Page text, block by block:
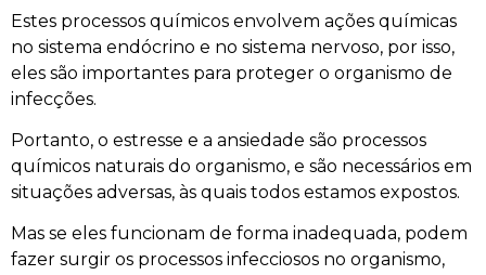
Estes processos químicos envolvem ações químicas
no sistema endócrino e no sistema nervoso, por isso,
eles são importantes para proteger o organismo de
infecções.
Portanto, o estresse e a ansiedade são processos
químicos naturais do organismo, e são necessários em
situações adversas, às quais todos estamos expostos.
Mas se eles funcionam de forma inadequada, podem
fazer surgir os processos infecciosos no organismo,